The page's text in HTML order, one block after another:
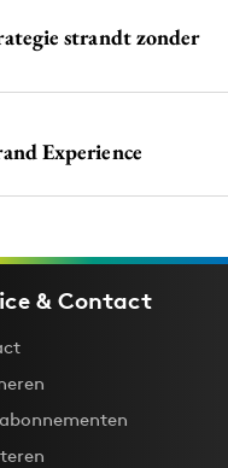
strandt zonder
Experience
& Contact